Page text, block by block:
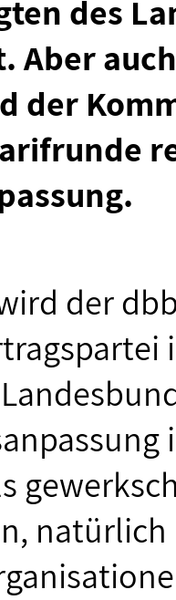
des
Aber
der
der